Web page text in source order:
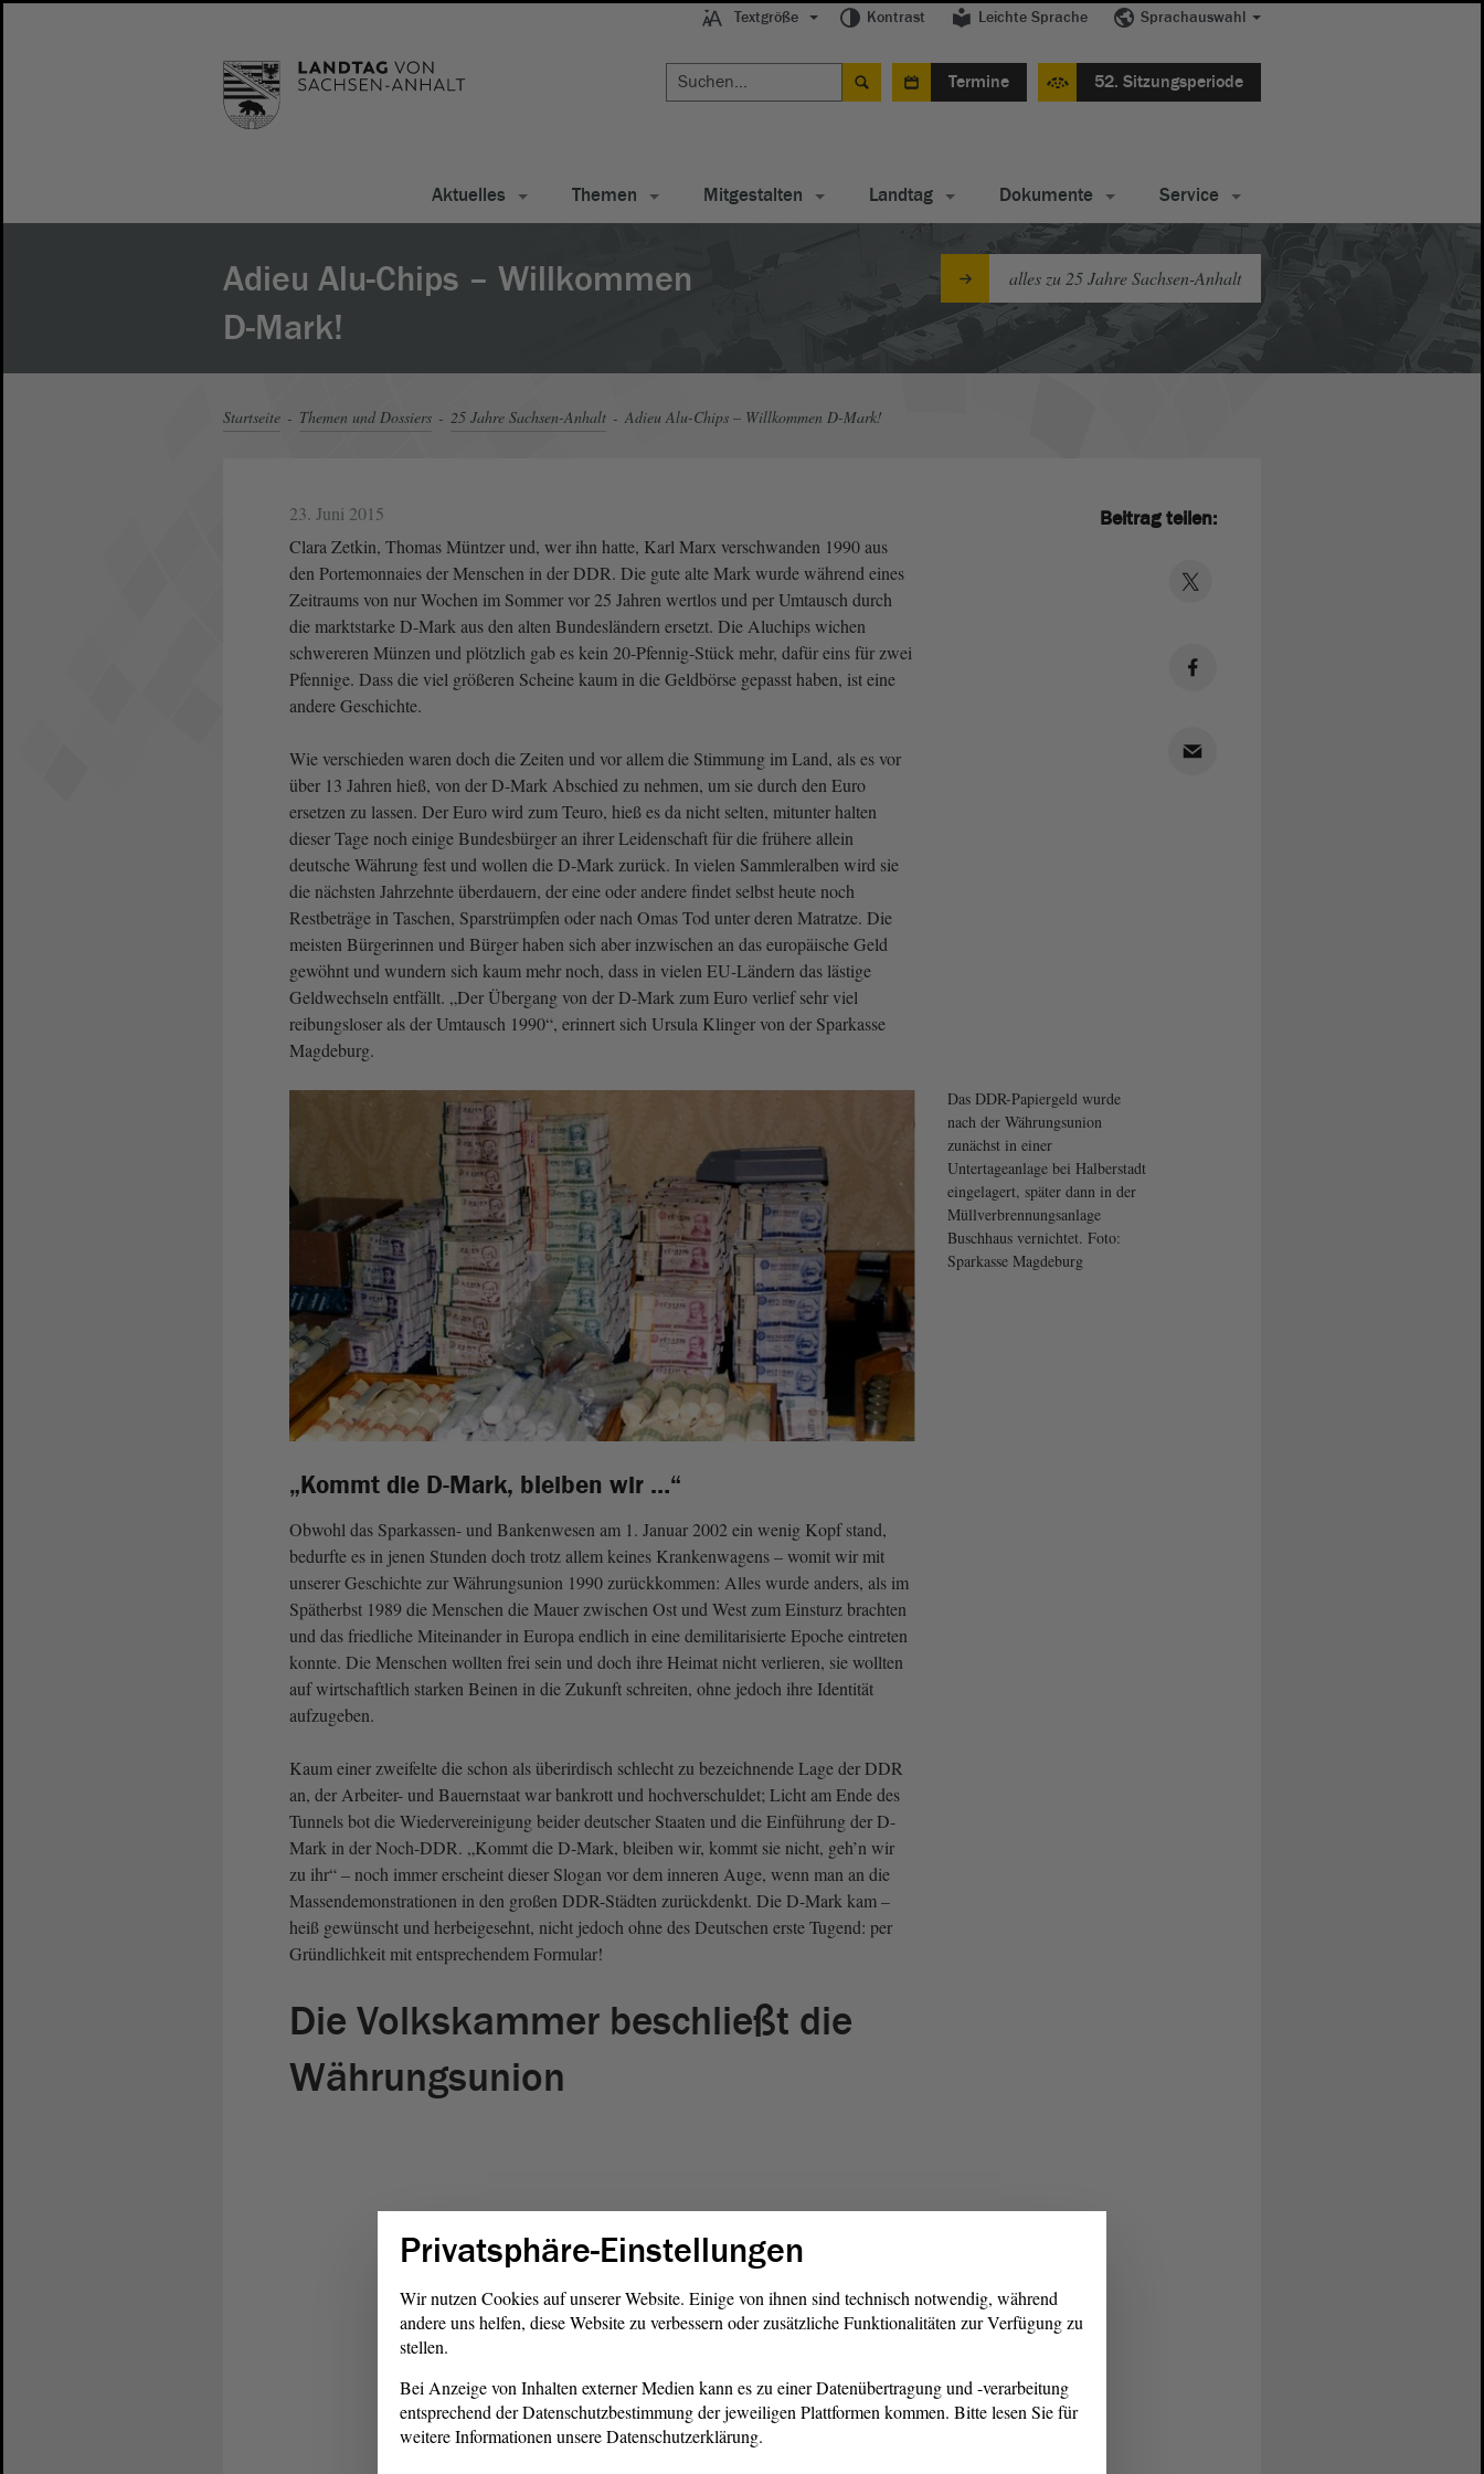
Textgröße Kontrast Leichte Sprache Sprachauswahl
Termine 52. Sitzungsperiode
Aktuelles Themen Mitgestalten Landtag Dokumente Service
Adieu Alu-Chips – Willkommen
D-Mark!
alles zu 25 Jahre Sachsen-Anhalt
Startseite Themen und Dossiers 25 Jahre Sachsen-Anhalt Adieu Alu-Chips – Willkommen D-Mark!
23. Juni 2015
Clara Zetkin, Thomas Müntzer und, wer ihn hatte, Karl Marx verschwanden 1990 aus
den Portemonnaies der Menschen in der DDR. Die gute alte Mark wurde während eines
Zeitraums von nur Wochen im Sommer vor 25 Jahren wertlos und per Umtausch durch
die marktstarke D-Mark aus den alten Bundesländern ersetzt. Die Aluchips wichen
schwereren Münzen und plötzlich gab es kein 20-Pfennig-Stück mehr, dafür eins für zwei
Pfennige. Dass die viel größeren Scheine kaum in die Geldbörse gepasst haben, ist eine
andere Geschichte.
Wie verschieden waren doch die Zeiten und vor allem die Stimmung im Land, als es vor
über 13 Jahren hieß, von der D-Mark Abschied zu nehmen, um sie durch den Euro
ersetzen zu lassen. Der Euro wird zum Teuro, hieß es da nicht selten, mitunter halten
dieser Tage noch einige Bundesbürger an ihrer Leidenschaft für die frühere allein
deutsche Währung fest und wollen die D-Mark zurück. In vielen Sammleralben wird sie
die nächsten Jahrzehnte überdauern, der eine oder andere findet selbst heute noch
Restbeträge in Taschen, Sparstrümpfen oder nach Omas Tod unter deren Matratze. Die
meisten Bürgerinnen und Bürger haben sich aber inzwischen an das europäische Geld
gewöhnt und wundern sich kaum mehr noch, dass in vielen EU-Ländern das lästige
Geldwechseln entfällt. „Der Übergang von der D-Mark zum Euro verlief sehr viel
reibungsloser als der Umtausch 1990“, erinnert sich Ursula Klinger von der Sparkasse
Magdeburg.
Das DDR-Papiergeld wurde
nach der Währungsunion
zunächst in einer
Untertageanlage bei Halberstadt
eingelagert, später dann in der
Müllverbrennungsanlage
Buschhaus vernichtet. Foto:
Sparkasse Magdeburg
„Kommt die D-Mark, bleiben wir …“
Obwohl das Sparkassen- und Bankenwesen am 1. Januar 2002 ein wenig Kopf stand,
bedurfte es in jenen Stunden doch trotz allem keines Krankenwagens – womit wir mit
unserer Geschichte zur Währungsunion 1990 zurückkommen: Alles wurde anders, als im
Spätherbst 1989 die Menschen die Mauer zwischen Ost und West zum Einsturz brachten
und das friedliche Miteinander in Europa endlich in eine demilitarisierte Epoche eintreten
konnte. Die Menschen wollten frei sein und doch ihre Heimat nicht verlieren, sie wollten
auf wirtschaftlich starken Beinen in die Zukunft schreiten, ohne jedoch ihre Identität
aufzugeben.
Kaum einer zweifelte die schon als überirdisch schlecht zu bezeichnende Lage der DDR
an, der Arbeiter- und Bauernstaat war bankrott und hochverschuldet; Licht am Ende des
Tunnels bot die Wiedervereinigung beider deutscher Staaten und die Einführung der D-
Mark in der Noch-DDR. „Kommt die D-Mark, bleiben wir, kommt sie nicht, geh’n wir
zu ihr“ – noch immer erscheint dieser Slogan vor dem inneren Auge, wenn man an die
Massendemonstrationen in den großen DDR-Städten zurückdenkt. Die D-Mark kam –
heiß gewünscht und herbeigesehnt, nicht jedoch ohne des Deutschen erste Tugend: per
Gründlichkeit mit entsprechendem Formular!
Die Volkskammer beschließt die
Währungsunion
Beitrag teilen:
Privatsphäre-Einstellungen
Wir nutzen Cookies auf unserer Website. Einige von ihnen sind technisch notwendig, während
andere uns helfen, diese Website zu verbessern oder zusätzliche Funktionalitäten zur Verfügung zu
stellen.
Bei Anzeige von Inhalten externer Medien kann es zu einer Datenübertragung und -verarbeitung
entsprechend der Datenschutzbestimmung der jeweiligen Plattformen kommen. Bitte lesen Sie für
weitere Informationen unsere Datenschutzerklärung.